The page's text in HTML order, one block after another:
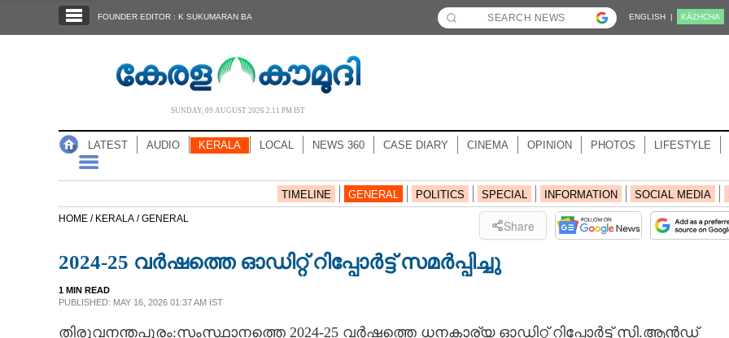
NOTIFIED NEWS
CASE DIARY
FOUNDER EDITOR : K SUKUMARAN BA ENGLISH | KĀZHCHA
SUNDAY, 09 AUGUST 2026 2.11 PM IST
LATEST AUDIO KERALA LOCAL NEWS 360 CASE DIARY CINEMA OPINION PHOTOS LIFESTYLE
TIMELINE GENERAL POLITICS SPECIAL INFORMATION SOCIAL MEDIA
HOME / KERALA /GENERAL Share
2024-25 വർഷത്തെ ഓഡിറ്റ് റിപ്പോർട്ട് സമർപ്പിച്ചു
1 MIN READ
PUBLISHED: MAY 16, 2026 01:37 AM IST
തിരുവനന്തപുരം:സംസ്ഥാനത്തെ 2024-25 വർഷത്തെ ധനകാര്യ ഓഡിറ്റ് റിപ്പോർട്ട് സി.ആൻഡ്